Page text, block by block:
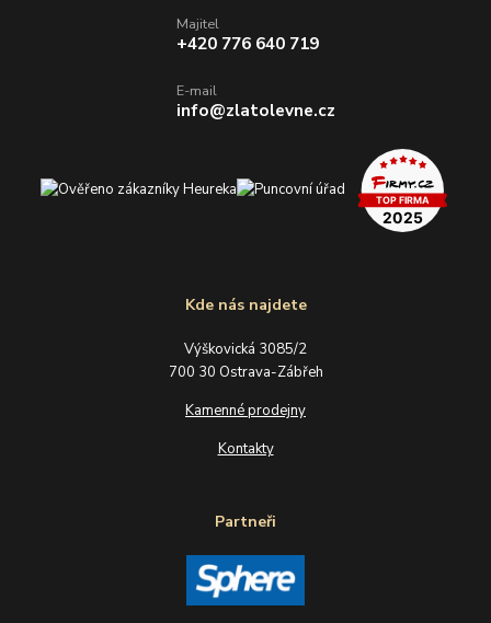
Kde nás najdete
Výškovická 3085/2
700 30 Ostrava-Zábřeh
Kamenné prodejny
Kontakty
Partneři
Majitel
+420 776 640 719
E-mail
info@zlatolevne.cz